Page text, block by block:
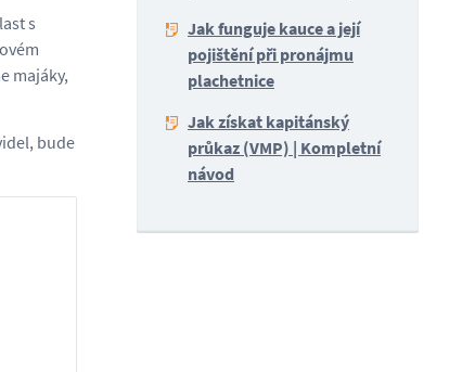
s
majáky,
bude
Jak funguje kauce a její
pojištění při pronájmu
plachetnice
Jak získat kapitánský
průkaz (VMP) | Kompletní
návod